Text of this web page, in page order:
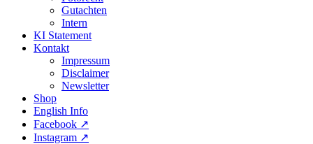
Gutachten
Intern
KI Statement
Kontakt
Impressum
Disclaimer
Newsletter
Shop
English Info
Facebook ↗︎
Instagram ↗︎